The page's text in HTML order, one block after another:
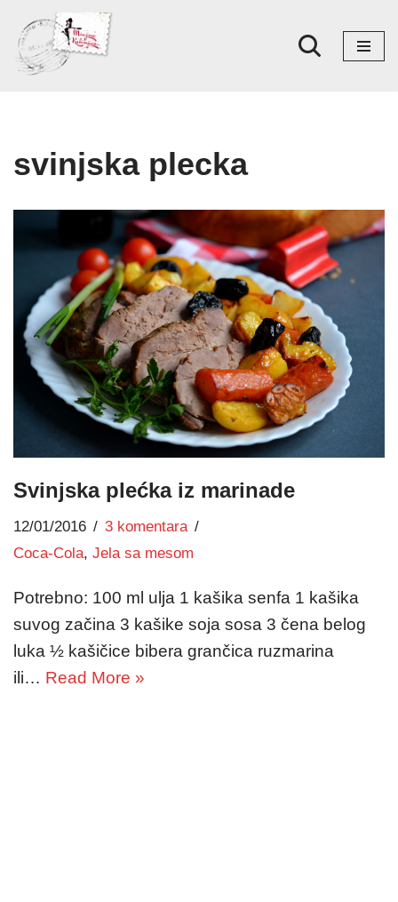
Skoči
na
svinjska plecka
Svinjska plećka iz marinade
12/01/2016
3 komentara
Coca-Cola, Jela sa mesom
Potrebno: 100 ml ulja 1 kašika senfa 1 kašika
suvog začina 3 kašike soja sosa 3 čena belog
luka ½ kašičice bibera grančica ruzmarina
ili… Read More »